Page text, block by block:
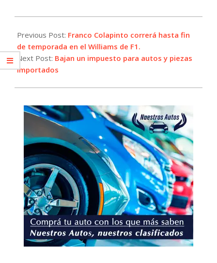
08-
28
Previous Post: Franco Colapinto correrá hasta fin
de temporada en el Williams de F1.
Next Post: Bajan un impuesto para autos y piezas
importados